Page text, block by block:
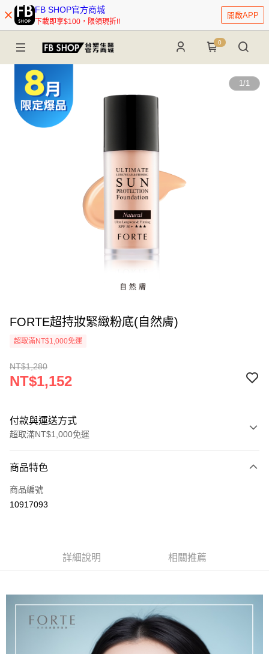
FB SHOP官方商城
下載即享$100，限領現折!!
開啟APP
0
1/1
FORTE超持妝緊緻粉底(自然膚)
超取滿NT$1,000免運
NT$1,280
NT$1,152
付款與運送方式
超取滿NT$1,000免運
信用卡一次付款
信用卡分期付款
上海商業儲蓄銀行
台北富邦商業銀行
遠東國際商業銀行
元大商業銀行
永豐商業銀行
星展（台灣）商業銀行
中國信託商業銀行
街口支付
悠遊付
商品特色
商品編號
10917093
詳細說明 相關推薦